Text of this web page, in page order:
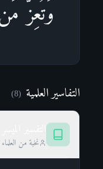
وَتُعِزُّ
التفاسير العلمية (
8
)
نخبة من العلماء